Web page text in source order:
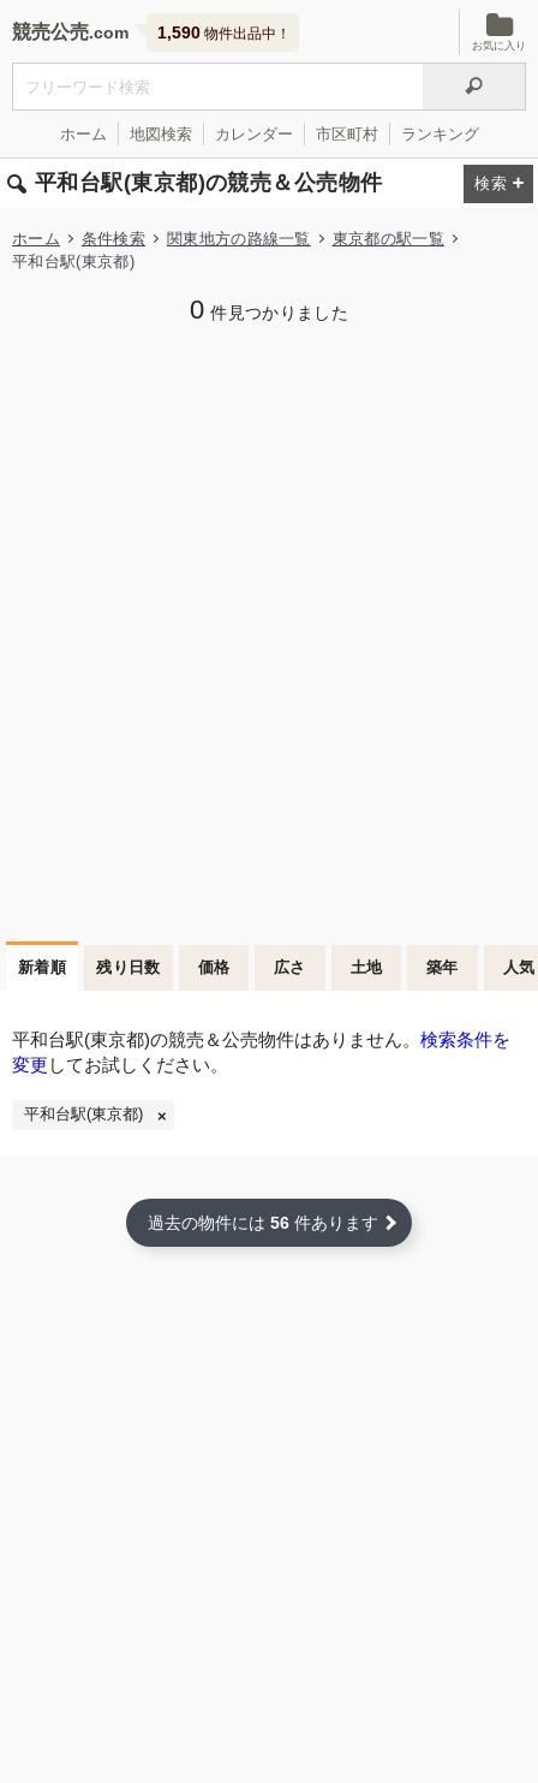
競売公売 1,590 物件出品中！
お気に入り
ホーム 地図検索 カレンダー 市区町村 ランキング
平和台駅(東京都)の競売＆公売物件
ホーム 条件検索 関東地方の路線一覧
東京都の駅一覧
平和台駅(東京都)
0 件見つかりました
新着順 残り日数 価格 広さ 土地 築年 人気
平和台駅(東京都)の競売＆公売物件はありません。 検索条件を
変更 してお試しください。
平和台駅(東京都)
過去の物件には 56 件あります